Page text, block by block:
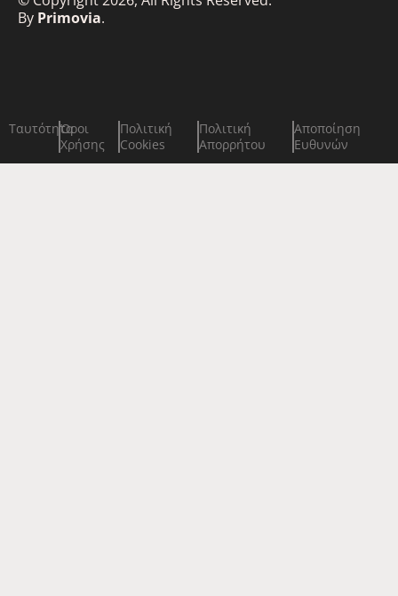
By Primovia.
ΤαυτότηταΌροι
Χρήσης
Πολιτική
Cookies
Πολιτική
Απορρήτου
Αποποίηση
Ευθυνών